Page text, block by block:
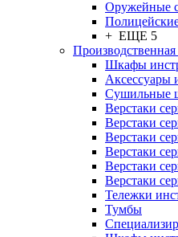
Оружейные
+ ЕЩЕ 5
Производственная
Шкафы
Аксессуары
Cушильные
Верстаки
Верстаки
Верстаки
Верстаки
Верстаки
Верстаки
Тележки
Тумбы